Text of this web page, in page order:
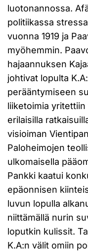
luotonannossa.
politiikassa
vuonna 1919 ja
myöhemmin.
hajaannuksen
johtivat lopulta
perääntymiseen
liiketoimia
erilaisilla
visioiman
Paloheimojen
ulkomaisella
Pankki kaatui
epäonnisen
luvun lopulla
niittämällä nurin
loputkin kulissit.
K.A:n välit omiin